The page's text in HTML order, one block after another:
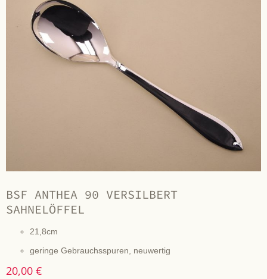
BSF ANTHEA 90 VERSILBERT
SAHNELÖFFEL
21,8cm
geringe Gebrauchsspuren, neuwertig
20,00 €